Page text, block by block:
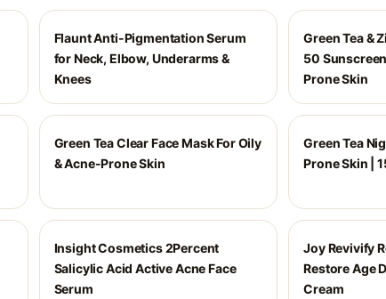
Flaunt Anti-Pigmentation Serum
for Neck, Elbow, Underarms &
Knees
Green Tea &
50
Prone Skin
Green Tea Clear Face Mask For Oily
& Acne-Prone Skin
Green Tea
Prone Skin |
Insight Cosmetics 2Percent
Salicylic Acid Active Acne Face
Serum
Joy Revivify
Restore Age
Cream